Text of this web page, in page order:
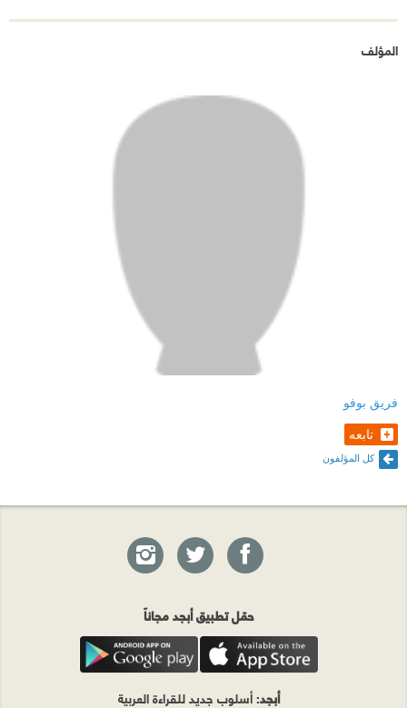
المؤلف
فريق بوفو
تابعه
كل المؤلفون
حمّل تطبيق أبجد مجاناً
أبجد: أسلوب جديد للقراءة العربية